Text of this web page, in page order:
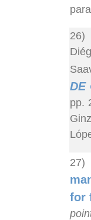
26)
DE
pp.
27)
for